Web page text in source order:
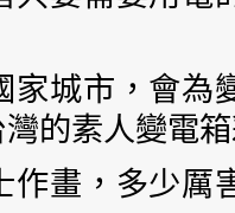
家城市，會為
的素人變電
作畫，多少厲